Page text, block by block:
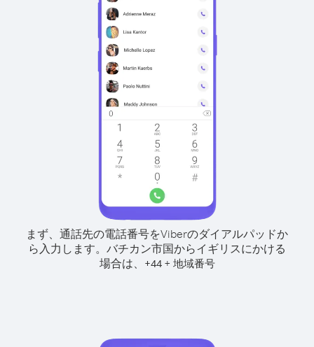
まず、通話先の電話番号をViberのダイアルパッドか
ら入力します。 バチカン市国からイギリスにかける
場合は、
+44+ 地域番号